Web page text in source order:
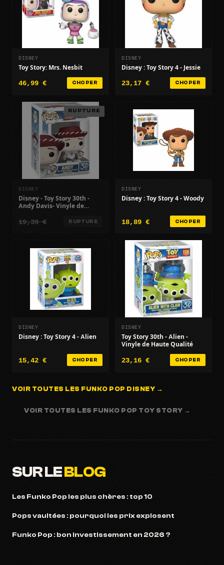
DISNEY
Toy Story: Mrs. Nesbit
46,99 € CHOPER
DISNEY
Disney : Toy Story 4 - Jessie
23,17 € CHOPER
RUPTURE
DISNEY
Disney - Toy Story 30th -
Andy Davis- Vinyle de
19,39 € RUPTURE
DISNEY
Disney : Toy Story 4 - Woody
18,89 € CHOPER
DISNEY
Disney : Toy Story 4 - Alien
15,42 € CHOPER
DISNEY
Toy Story 30th - Alien -
Vinyle de Haute Qualité
23,16 € CHOPER
VOIR TOUTES LES FUNKO POP DISNEY →
VOIR TOUTES LES FUNKO POP TOY STORY →
SUR LEBLOG
Les Funko Pop les plus chères : top 10
Pops vaultées : pourquoi les prix explosent
Funko Pop : bon investissement en 2026 ?